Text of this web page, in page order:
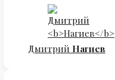
Дмитрий Нагиев